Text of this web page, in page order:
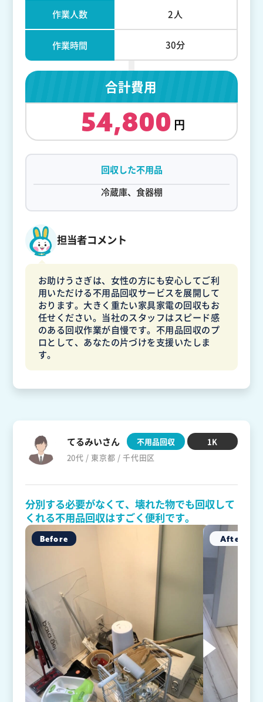
作業人数 2人
作業時間 30分
合計費用
54,800
回収した不用品
冷蔵庫、食器棚
担当者コメント
お助けうさぎは、女性の方にも安心してご利
用いただける不用品回収サービスを展開して
おります。大きく重たい家具家電の回収もお
任せください。当社のスタッフはスピード感
のある回収作業が自慢です。不用品回収のプ
ロとして、あなたの片づけを支援いたしま
す。
てるみいさん
20代 / 東京都 / 千代田区
不用品回収 1K
分別する必要がなくて、壊れた物でも回収して
くれる不用品回収はすごく便利です。